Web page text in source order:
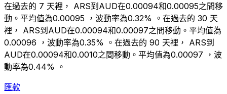
在過去的 7 天裡， ARS到AUD在0.00094和0.00095之間移
動。平均值為0.00095 ，波動率為0.32% 。在過去的 30 天
裡， ARS到AUD在0.00094和0.00097之間移動。平均值為
0.00096 ，波動率為0.35% 。在過去的 90 天裡， ARS到
AUD在0.00094和0.0010之間移動。平均值為0.00097 ，波
動率為0.44% 。
匯款